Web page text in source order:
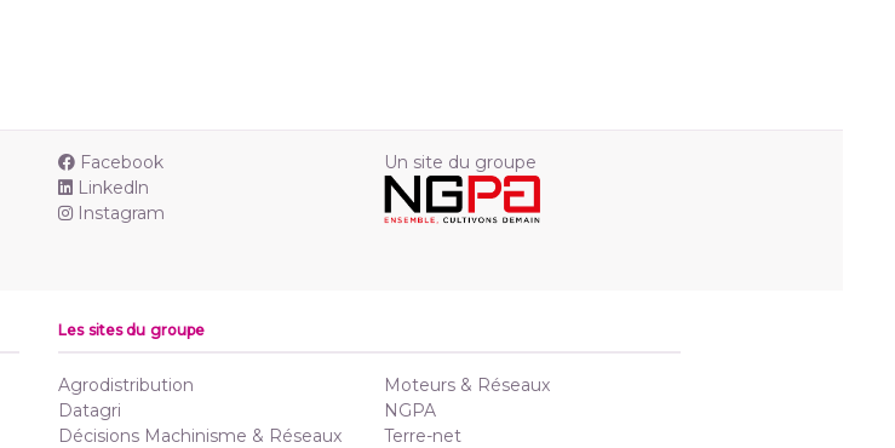
Facebook
Linkedln
Instagram
Un site du groupe
Les sites du groupe
Agrodistribution
Datagri
Décisions Machinisme & Réseaux
Moteurs & Réseaux
NGPA
Terre-net